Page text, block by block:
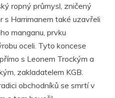
ropný průmysl, zničený
s Harrimanem také uzavřeli
manganu, prvku
oceli. Tyto koncese
s Leonem Trockým a
zakladatelem KGB.
obchodníků se smrtí v